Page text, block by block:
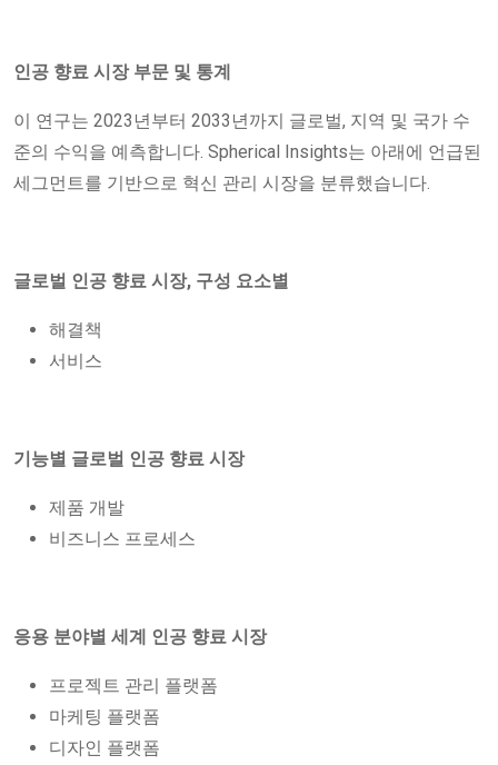
인공 향료 시장 부문 및 통계
이 연구는 2023년부터 2033년까지 글로벌, 지역 및 국가 수
준의 수익을 예측합니다. Spherical Insights는 아래에 언급된
세그먼트를 기반으로 혁신 관리 시장을 분류했습니다.
글로벌 인공 향료 시장, 구성 요소별
해결책
서비스
기능별 글로벌 인공 향료 시장
제품 개발
비즈니스 프로세스
응용 분야별 세계 인공 향료 시장
프로젝트 관리 플랫폼
마케팅 플랫폼
디자인 플랫폼